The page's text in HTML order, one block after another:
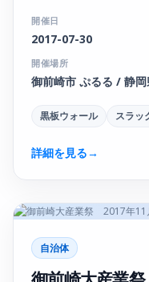
開催日
2017-07-30
開催場所
御前崎市 ぷるる / 静岡
黒板ウォール スラッ
詳細を見る→
自治体